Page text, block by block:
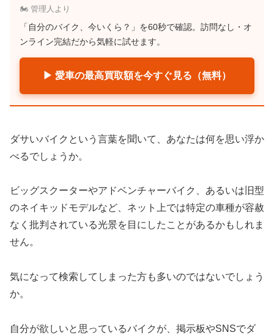
🏍️ 管理人より
「自分のバイク、今いくら？」を60秒で確認。訪問なし・オ
ンライン完結だから気軽に試せます。
▶ 愛車の最高買取額を今すぐ見る（無料）
ダサいバイクという言葉を聞いて、あなたは何を思い浮か
べるでしょうか。
ビッグスクーターやアドベンチャーバイク、あるいは旧型
のネイキッドモデルなど、ネット上では特定の車種が容赦
なく批判されている光景を目にしたことがあるかもしれま
せん。
気になって検索してしまった方も多いのではないでしょう
か。
自分が欲しいと思っているバイクが、掲示板やSNSでダ